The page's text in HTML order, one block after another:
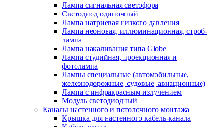
Лампа сигнальная светофора
Светодиод одиночный
Лампа натриевая низкого давления
Лампа неоновая, иллюминационная, строб-
лампа
Лампа накаливания типа Globe
Лампа студийная, проекционная и
фотолампа
Лампы специальные (автомобильные,
железнодорожные, судовые, авиационные)
Лампа с инфракрасным излучением
Модуль светодиодный
Каналы настенного и потолочного монтажа
Крышка для настенного кабель-канала